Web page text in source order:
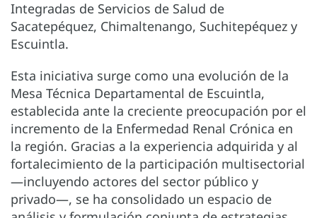
Integradas de Servicios de Salud de
Sacatepéquez, Chimaltenango, Suchitepéquez y
Escuintla.
Esta iniciativa surge como una evolución de la
Mesa Técnica Departamental de Escuintla,
establecida ante la creciente preocupación por el
incremento de la Enfermedad Renal Crónica en
la región. Gracias a la experiencia adquirida y al
fortalecimiento de la participación multisectorial
—incluyendo actores del sector público y
privado—, se ha consolidado un espacio de